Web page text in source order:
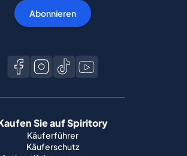
Abonnieren
Sie auf Spiritory
Käuferführer
Käuferschutz